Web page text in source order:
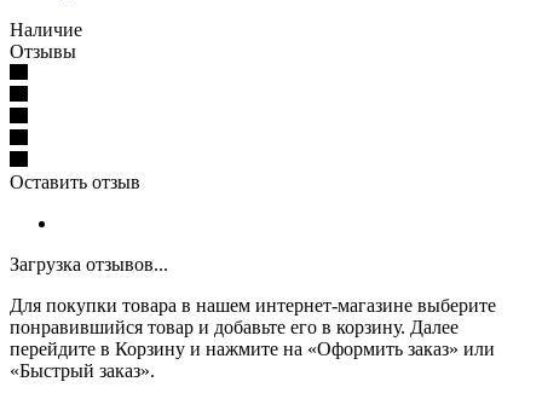
Наличие
Отзывы
Оставить отзыв
Загрузка отзывов...
Для покупки товара в нашем интернет-магазине выберите
понравившийся товар и добавьте его в корзину. Далее
перейдите в Корзину и нажмите на «Оформить заказ» или
«Быстрый заказ».